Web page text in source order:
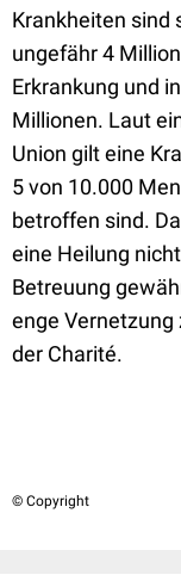
Krankheiten sind
ungefähr 4
Erkrankung und
Millionen. Laut
Union gilt eine
5 von 10.000
betroffen sind.
eine Heilung
Betreuung
enge
der Charité.
© Copyright